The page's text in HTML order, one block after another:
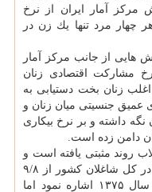
آمار ایران از نرخ
چهار مرد تنها یك زن در
هایی از جانب مركز آمار
مشاركت اقتصادی زنان
زنان بخت دستیابی به
عمیق جنسیتی میان زنان و
داشته و بر نرخ بیكاری
دامن زده است.
روند مثبتی یافته است و
می توان به افزایش نسبت زنان شاغل در كل شاغلان كشور از ۹/۸
درصد (سال ۱۳۶۵) به ۱/۱۲ درصد در سال ۱۳۷۵ اشاره نمود اما